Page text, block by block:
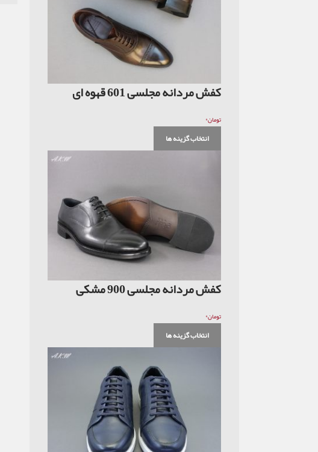
کفش مردانه مجلسی 601 قهوه ای
تومان۰
انتخاب گزینه ها
کفش مردانه مجلسی 900 مشکی
تومان۰
انتخاب گزینه ها